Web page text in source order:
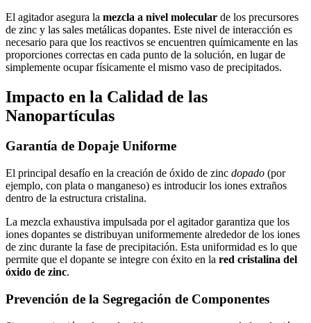
El agitador asegura la mezcla a nivel molecular de los precursores
de zinc y las sales metálicas dopantes. Este nivel de interacción es
necesario para que los reactivos se encuentren químicamente en las
proporciones correctas en cada punto de la solución, en lugar de
simplemente ocupar físicamente el mismo vaso de precipitados.
Impacto en la Calidad de las
Nanopartículas
Garantía de Dopaje Uniforme
El principal desafío en la creación de óxido de zinc dopado (por
ejemplo, con plata o manganeso) es introducir los iones extraños
dentro de la estructura cristalina.
La mezcla exhaustiva impulsada por el agitador garantiza que los
iones dopantes se distribuyan uniformemente alrededor de los iones
de zinc durante la fase de precipitación. Esta uniformidad es lo que
permite que el dopante se integre con éxito en la red cristalina del
óxido de zinc.
Prevención de la Segregación de Componentes